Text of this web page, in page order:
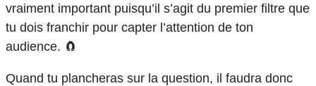
vraiment important puisqu’il s’agit du premier filtre que
tu dois franchir pour capter l’attention de ton
audience. 🧲
Quand tu plancheras sur la question, il faudra donc